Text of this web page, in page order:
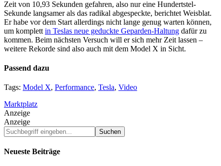
Zeit von 10,93 Sekunden gefahren, also nur eine Hundertstel-
Sekunde langsamer als das radikal abgespeckte, berichtet Weisblat.
Er habe vor dem Start allerdings nicht lange genug warten können,
um komplett in Teslas neue geduckte Geparden-Haltung dafür zu
kommen. Beim nächsten Versuch will er sich mehr Zeit lassen –
weitere Rekorde sind also auch mit dem Model X in Sicht.
Passend dazu
Tags: Model X, Performance, Tesla, Video
Marktplatz
Anzeige
Anzeige
Suchbegriff
eingeben...
Neueste Beiträge